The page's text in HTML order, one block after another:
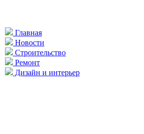
Главная
Новости
Строительство
Ремонт
Дизайн и интерьер